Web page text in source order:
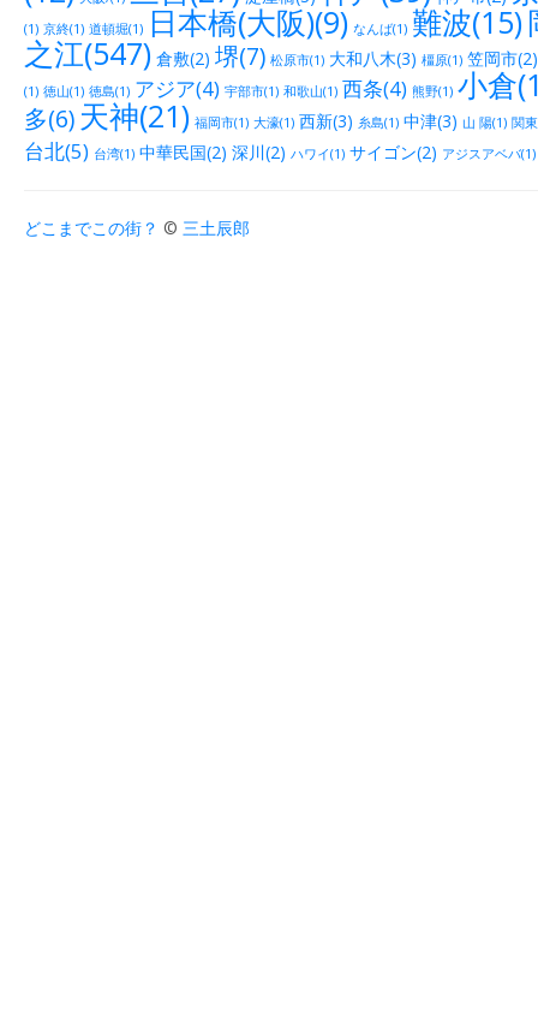
(1) 京終(1) 道頓堀(1) 日本橋(大阪)(9) なんば(1) 難波(15)
之江(547) 倉敷(2) 堺(7) 松原市(1) 大和八木(3) 橿原(1) 笠岡市(2)
(1) 徳山(1) 徳島(1) アジア(4) 宇部市(1) 和歌山(1) 西条(4) 熊野(1) 小倉
多(6) 天神(21) 福岡市(1) 大濠(1) 西新(3) 糸島(1) 中津(3) 山 陽(1) 関
台北(5) 台湾(1) 中華民国(2) 深川(2) ハワイ(1) サイゴン(2) アジスアベバ(1)
どこまでこの街？ © 三土辰郎